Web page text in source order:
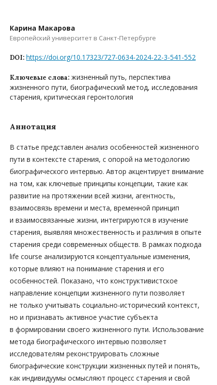
Карина Макарова
Европейский университет в Санкт-Петербурге
DOI: https://doi.org/10.17323/727-0634-2024-22-3-541-552
Ключевые слова: жизненный путь, перспектива
жизненного пути, биографический метод, исследования
старения, критическая геронтология
Аннотация
В статье представлен анализ особенностей жизненного
пути в контексте старения, с опорой на методологию
биографического интервью. Автор акцентирует внимание
на том, как ключевые принципы концепции, такие как
развитие на протяжении всей жизни, агентность,
взаимосвязь времени и места, временной принцип
и взаимосвязанные жизни, интегрируются в изучение
старения, выявляя множественность и различия в опыте
старения среди современных обществ. В рамках подхода
life course анализируются концептуальные изменения,
которые влияют на понимание старения и его
особенностей. Показано, что конструктивистское
направление концепции жизненного пути позволяет
не только учитывать социально-­исторический контекст,
но и признавать активное участие субъекта
в формировании своего жизненного пути. Использование
метода биографического интервью позволяет
исследователям реконструировать сложные
биографические конструкции жизненных путей и понять,
как индивидуумы осмысляют процесс старения и свой